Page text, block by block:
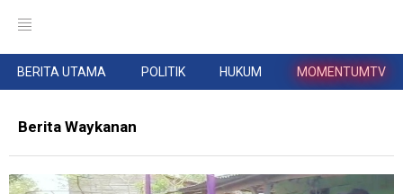
BERITA UTAMA POLITIK HUKUM MOMENTUMTV
Berita Waykanan